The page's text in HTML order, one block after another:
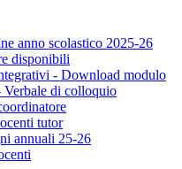
anno scolastico 2025-26
disponibili
- Download modulo
di colloquio
tutor
annuali 25-26